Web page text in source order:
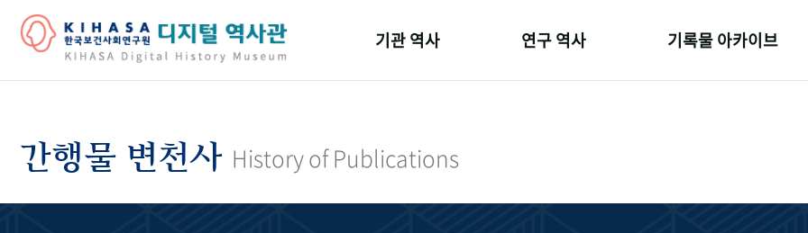
기관 역사
기관 변천사
연구 역사 기록물 아카이브
간행물 변천사 History of Publications